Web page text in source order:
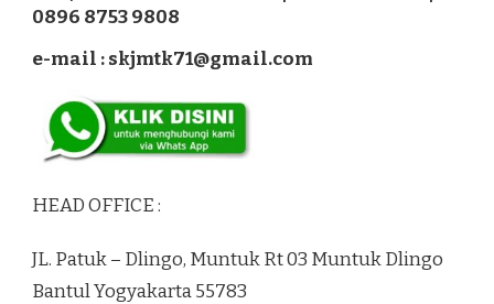
0896 8753 9808
e-mail : skjmtk71@gmail.com
HEAD OFFICE :
JL. Patuk – Dlingo, Muntuk Rt 03 Muntuk Dlingo
Bantul Yogyakarta 55783